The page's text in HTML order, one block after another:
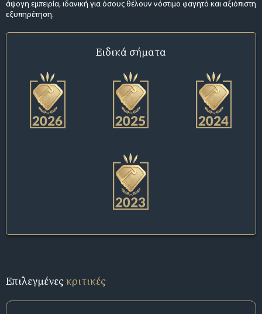
άψογη εμπειρία, ιδανική για όσους θέλουν νόστιμο φαγητό και αξιόπιστη
εξυπηρέτηση.
Ειδικά σήματα
Επιλεγμένεςκριτικές